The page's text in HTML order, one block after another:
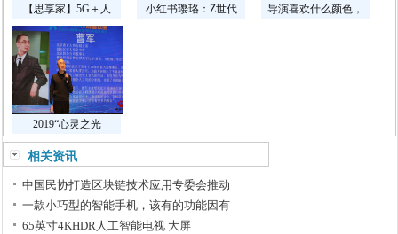
【思享家】5G＋人 小红书璎珞：Z世代 导演喜欢什么颜色，
2019“心灵之光
相关资讯
中国民协打造区块链技术应用专委会推动
一款小巧型的智能手机，该有的功能因有
65英寸4KHDR人工智能电视 大屏